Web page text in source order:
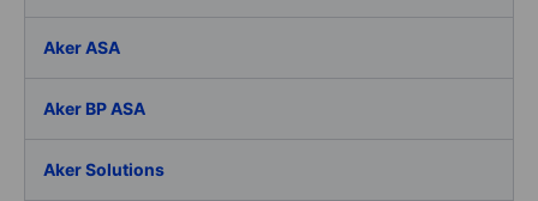
Aker ASA
Aker BP ASA
Aker Solutions